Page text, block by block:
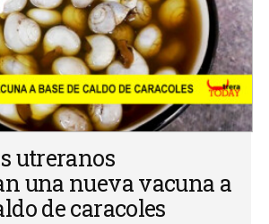
utreranos
una nueva vacuna a
de caracoles